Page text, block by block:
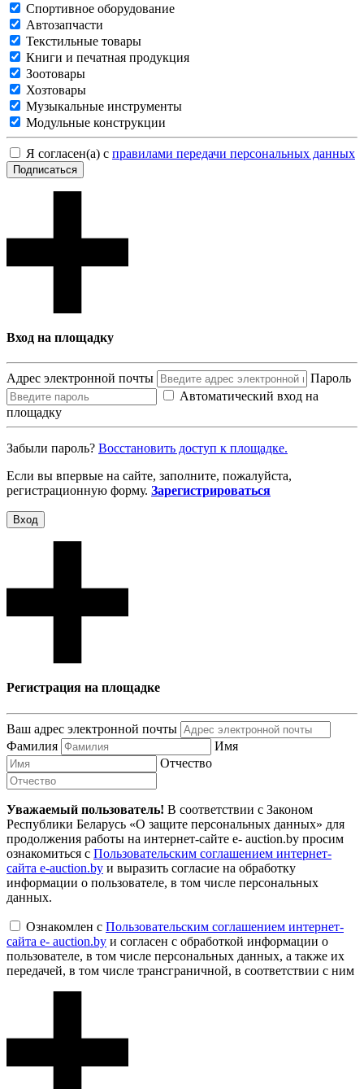
Спортивное оборудование
Автозапчасти
Текстильные товары
Книги и печатная продукция
Зоотовары
Хозтовары
Музыкальные инструменты
Модульные конструкции
Я согласен(а) с правилами передачи персональных данных
Подписаться
Вход на площадку
Адрес электронной почты
Пароль
Автоматический вход на
площадку
Забыли пароль? Восcтановить доступ к площадке.
Если вы впервые на сайте, заполните, пожалуйста,
регистрационную форму. Зарегистрироваться
Вход
Регистрация на площадке
Ваш адрес электронной почты
Фамилия
Имя
Отчество
Уважаемый пользователь! В соответствии с Законом
Республики Беларусь «О защите персональных данных» для
продолжения работы на интернет-сайте e- auction.by просим
ознакомиться с Пользовательским соглашением интернет-
сайта e-auction.by и выразить согласие на обработку
информации о пользователе, в том числе персональных
данных.
Ознакомлен с Пользовательским соглашением интернет-
сайта e- auction.by и согласен с обработкой информации о
пользователе, в том числе персональных данных, а также их
передачей, в том числе трансграничной, в соответствии с ним